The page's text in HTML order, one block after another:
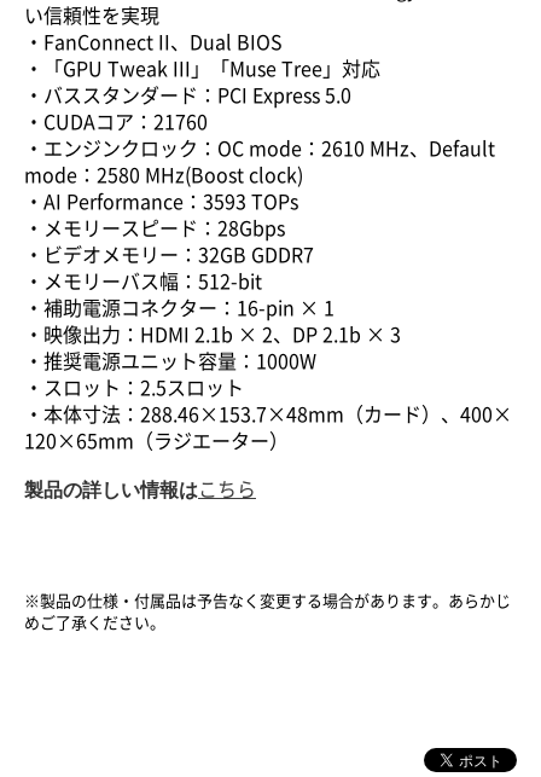
い信頼性を実現
・FanConnect II、Dual BIOS
・「GPU Tweak III」「Muse Tree」対応
・バススタンダード：PCI Express 5.0
・CUDAコア：21760
・エンジンクロック：OC mode：2610 MHz、Default
mode：2580 MHz(Boost clock)
・AI Performance：3593 TOPs
・メモリースピード：28Gbps
・ビデオメモリー：32GB GDDR7
・メモリーバス幅：512-bit
・補助電源コネクター：16-pin × 1
・映像出力：HDMI 2.1b × 2、DP 2.1b × 3
・推奨電源ユニット容量：1000W
・スロット：2.5スロット
・本体寸法：288.46×153.7×48mm（カード）、400×
120×65mm（ラジエーター）
製品の詳しい情報はこちら
※製品の仕様・付属品は予告なく変更する場合があります。あらかじ
めご了承ください。